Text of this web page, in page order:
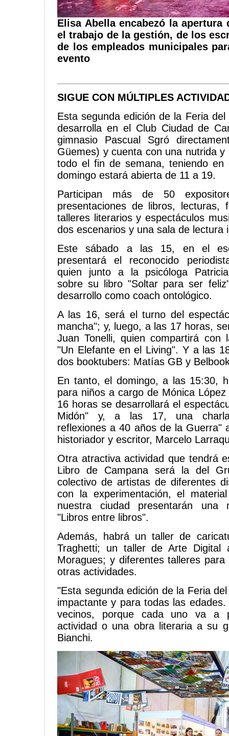
Elisa Abella encabezó la
el trabajo de la gestión, de los
de los empleados municipales
evento
SIGUE CON MÚLTIPLES
Esta segunda edición de la Feria
desarrolla en el Club Ciudad de
gimnasio Pascual Sgró
Güemes) y cuenta con una nutrida
todo el fin de semana, teniendo en
domingo estará abierta de 11 a 19.
Participan más de 50
presentaciones de libros, lecturas,
talleres literarios y espectáculos
dos escenarios y una sala de lectura
Este sábado a las 15, en el
presentará el reconocido
quien junto a la psicóloga
sobre su libro "Soltar para ser
desarrollo como coach ontológico.
A las 16, será el turno del
mancha"; y, luego, a las 17 horas,
Juan Tonelli, quien compartirá con
"Un Elefante en el Living". Y a las
dos booktubers: Matías GB y
En tanto, el domingo, a las 15:30,
para niños a cargo de Mónica
16 horas se desarrollará el
Midón" y, a las 17, una charla
reflexiones a 40 años de la Guerra"
historiador y escritor, Marcelo
Otra atractiva actividad que tendrá
Libro de Campana será la del
colectivo de artistas de diferentes
con la experimentación, el
nuestra ciudad presentarán una
"Libros entre libros".
Además, habrá un taller de
Traghetti; un taller de Arte Digital
Moragues; y diferentes talleres
otras actividades.
"Esta segunda edición de la Feria
impactante y para todas las
vecinos, porque cada uno va a
actividad o una obra literaria a su
Bianchi.